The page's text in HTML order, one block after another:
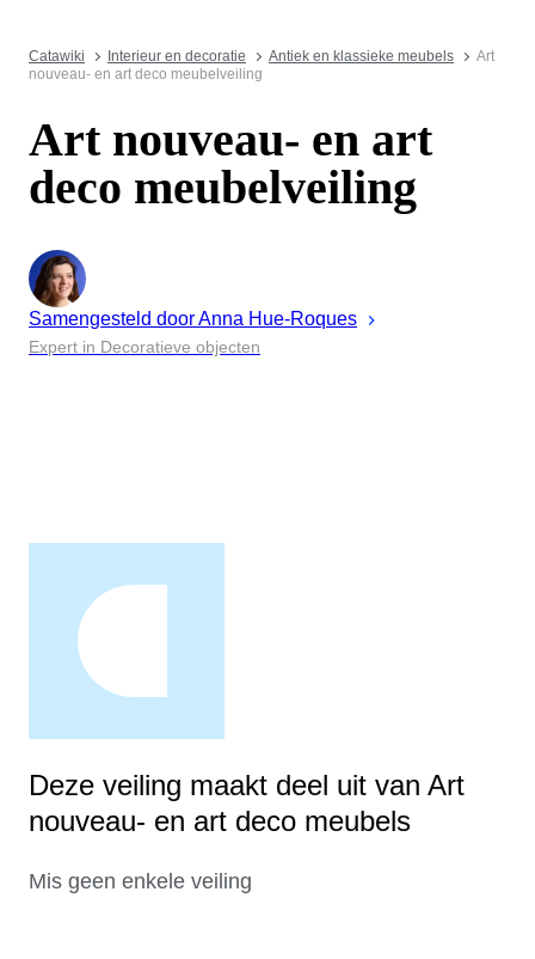
Catawiki Interieur en decoratie Antiek en klassieke meubels
Art
nouveau- en art deco meubelveiling
Art nouveau- en art
deco meubelveiling
Samengesteld doorAnna Hue-Roques
Expert in Decoratieve objecten
Deze veiling maakt deel uit van Art
nouveau- en art deco meubels
Mis geen enkele veiling